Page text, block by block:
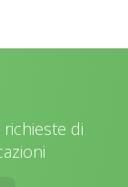
richieste di